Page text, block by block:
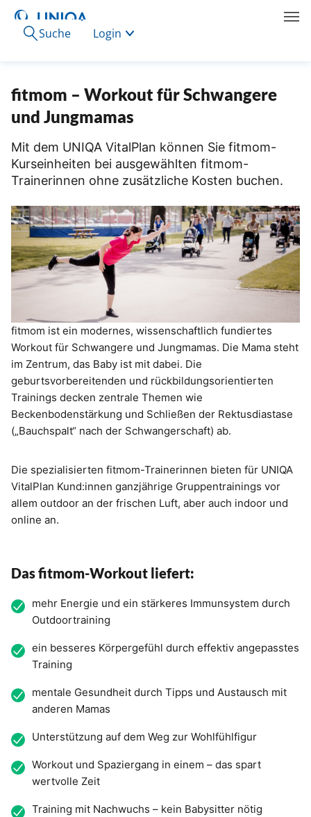
Suche Login
fitmom – Workout für Schwangere
und Jungmamas
Mit dem UNIQA VitalPlan können Sie fitmom-
Kurseinheiten bei ausgewählten fitmom-
Trainerinnen ohne zusätzliche Kosten buchen.
fitmom ist ein modernes, wissenschaftlich fundiertes
Workout für Schwangere und Jungmamas. Die Mama steht
im Zentrum, das Baby ist mit dabei. Die
geburtsvorbereitenden und rückbildungsorientierten
Trainings decken zentrale Themen wie
Beckenbodenstärkung und Schließen der Rektusdiastase
(„Bauchspalt“ nach der Schwangerschaft) ab.
Die spezialisierten fitmom-Trainerinnen bieten für UNIQA
VitalPlan Kund:innen ganzjährige Gruppentrainings vor
allem outdoor an der frischen Luft, aber auch indoor und
online an.
Das fitmom-Workout liefert:
mehr Energie und ein stärkeres Immunsystem durch
Outdoortraining
ein besseres Körpergefühl durch effektiv angepasstes
Training
mentale Gesundheit durch Tipps und Austausch mit
anderen Mamas
Unterstützung auf dem Weg zur Wohlfühlfigur
Workout und Spaziergang in einem – das spart
wertvolle Zeit
Training mit Nachwuchs – kein Babysitter nötig